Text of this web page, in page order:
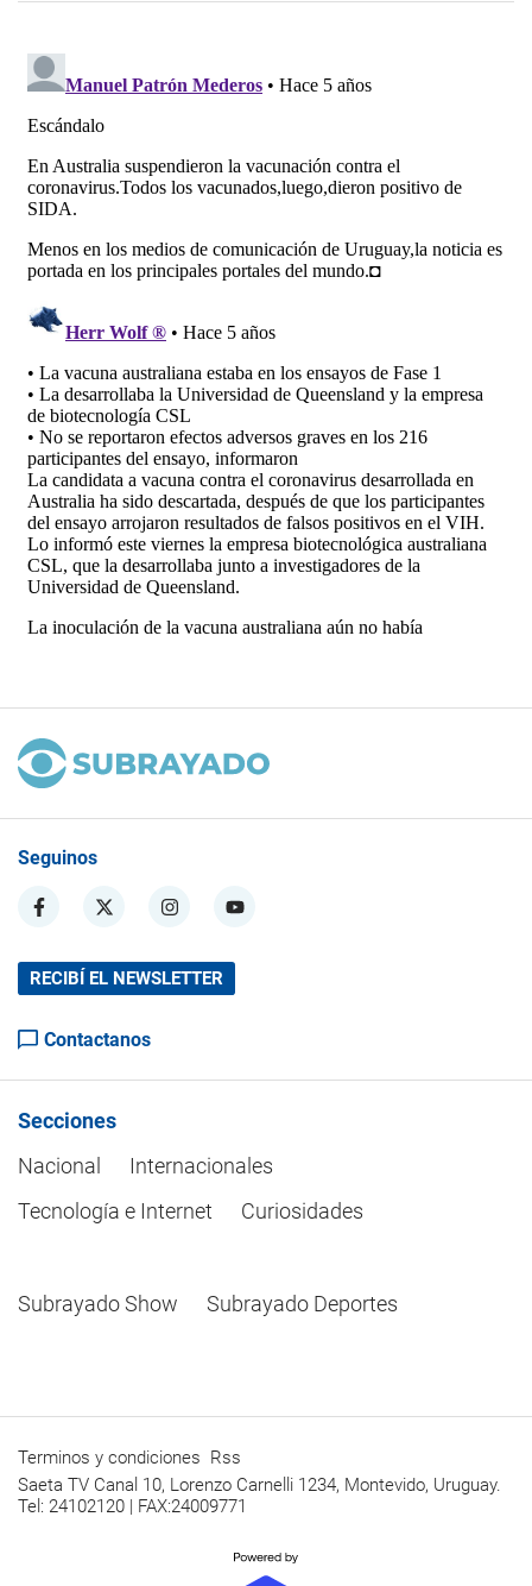
Seguinos
RECIBÍ EL NEWSLETTER
Contactanos
Secciones
Nacional
Internacionales
Tecnología e Internet
Curiosidades
Subrayado Show Subrayado Deportes
Terminos y condiciones Rss
Saeta TV Canal 10, Lorenzo Carnelli 1234, Montevido, Uruguay.
Tel: 24102120 | FAX:24009771